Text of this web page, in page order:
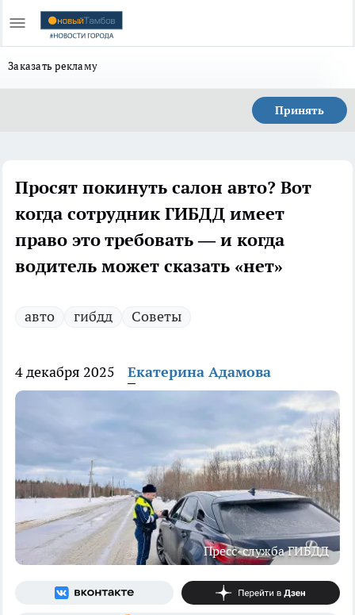
Заказать рекламу
Принять
Просят покинуть салон авто? Вот
когда сотрудник ГИБДД имеет
право это требовать — и когда
водитель может сказать «нет»
авто гибдд Советы
4 декабря 2025 Екатерина Адамова
Пресс-служба ГИБДД